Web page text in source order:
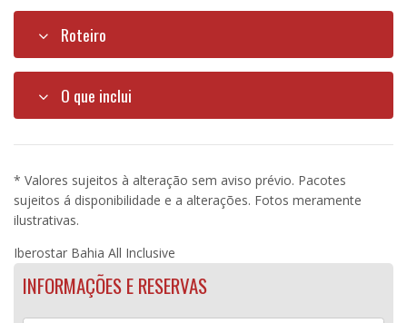
Roteiro
O que inclui
* Valores sujeitos à alteração sem aviso prévio. Pacotes
sujeitos á disponibilidade e a alterações. Fotos meramente
ilustrativas.
Iberostar Bahia All Inclusive
INFORMAÇÕES E RESERVAS